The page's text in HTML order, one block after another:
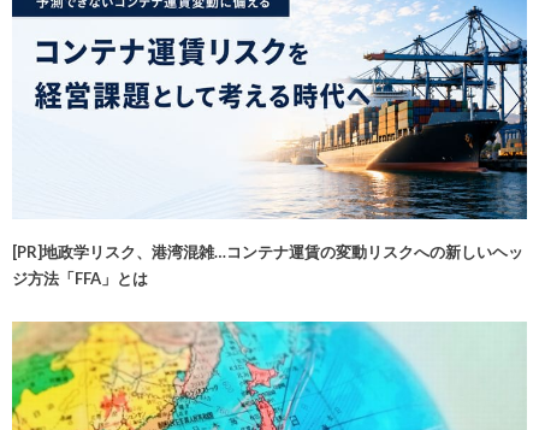
[PR]地政学リスク、港湾混雑…コンテナ運賃の変動リスクへの新しいヘッ
ジ方法「FFA」とは